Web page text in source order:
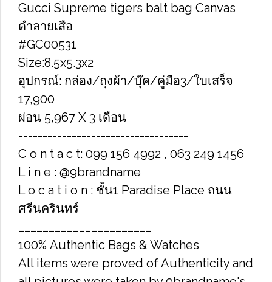
Gucci Supreme tigers balt bag Canvas
ดำลายเสือ
#GC00531
Size:8.5x5.3x2
อุปกรณ์: กล่อง/ถุงผ้า/บุ๊ค/คู่มือ3/ใบเสร็จ
17,900
ผ่อน 5,967 X 3 เดือน
-----------------------------------
C o n t a c t: 099 156 4992 , 063 249 1456
L i n e : @9brandname
L o c a t i o n : ชั้น1 Paradise Place ถนน
ศรีนครินทร์
100% Authentic Bags & Watches
All items were proved of Authenticity and